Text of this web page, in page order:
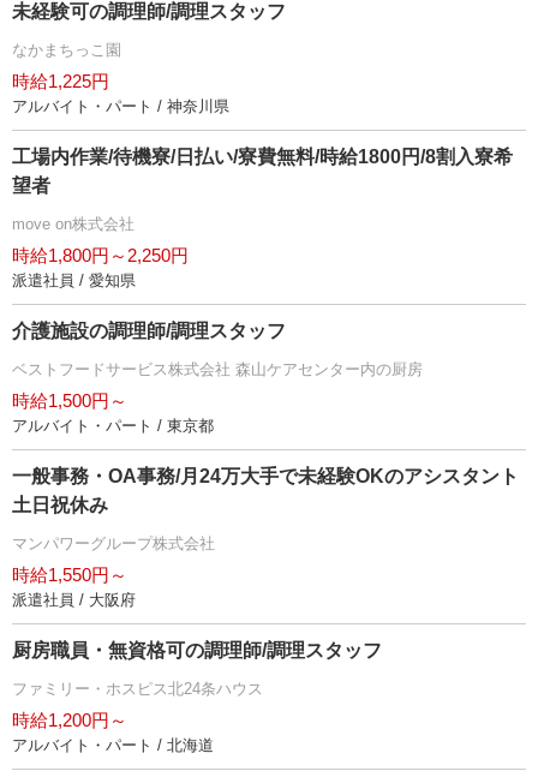
未経験可の調理師/調理スタッフ
なかまちっこ園
時給1,225円
アルバイト・パート / 神奈川県
工場内作業/待機寮/日払い/寮費無料/時給1800円/8割入寮希
望者
move on株式会社
時給1,800円～2,250円
派遣社員 / 愛知県
介護施設の調理師/調理スタッフ
ベストフードサービス株式会社 森山ケアセンター内の厨房
時給1,500円～
アルバイト・パート / 東京都
一般事務・OA事務/月24万大手で未経験OKのアシスタント
土日祝休み
マンパワーグループ株式会社
時給1,550円～
派遣社員 / 大阪府
厨房職員・無資格可の調理師/調理スタッフ
ファミリー・ホスピス北24条ハウス
時給1,200円～
アルバイト・パート / 北海道